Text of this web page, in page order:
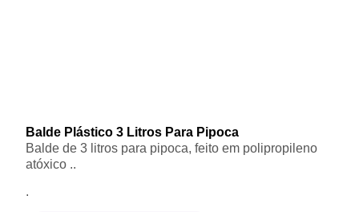
Balde Plástico 3 Litros Para Pipoca
Balde de 3 litros para pipoca, feito em polipropileno
atóxico ..
.